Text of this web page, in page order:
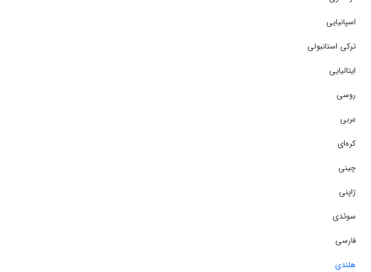
اسپانیایی
ترکی استانبولی
ایتالیایی
روسی
عربی
کره‌ای
چینی
ژاپنی
سوئدی
فارسی
هلندی